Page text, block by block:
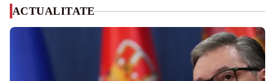
ACTUALITATE